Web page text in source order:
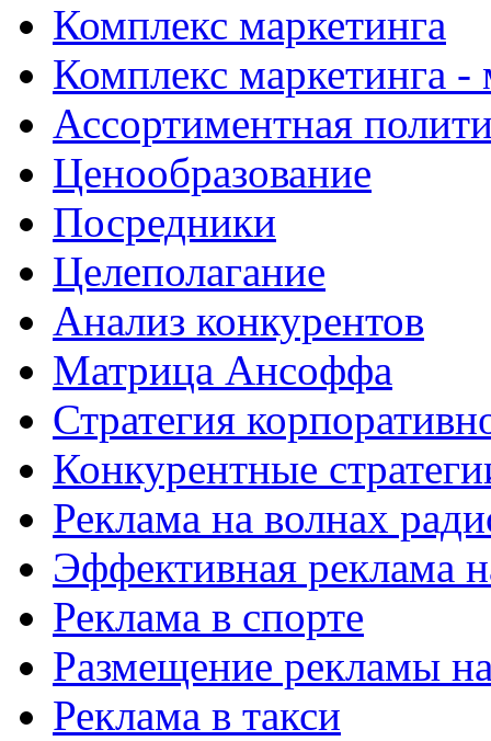
Комплекс маркетинга
Комплекс маркетинга
Ассортиментная
Ценообразование
Посредники
Целеполагание
Анализ конкурентов
Матрица Ансоффа
Стратегия
Конкурентные
Реклама на волнах
Эффективная реклама
Реклама в спорте
Размещение рекламы
Реклама в такси